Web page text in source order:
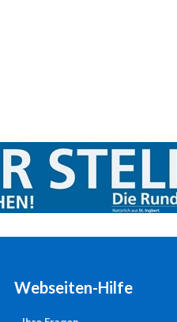
Webseiten-Hilfe